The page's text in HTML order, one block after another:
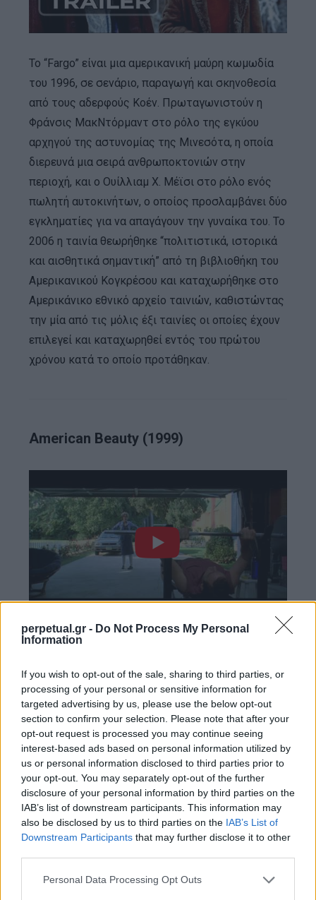
perpetual.gr - Do Not Process My Personal
Information
If you wish to opt-out of the sale, sharing to third parties, or
processing of your personal or sensitive information for
targeted advertising by us, please use the below opt-out
section to confirm your selection. Please note that after your
opt-out request is processed you may continue seeing
interest-based ads based on personal information utilized by
us or personal information disclosed to third parties prior to
your opt-out. You may separately opt-out of the further
disclosure of your personal information by third parties on the
IAB’s list of downstream participants. This information may
also be disclosed by us to third parties on the IAB’s List of
Downstream Participants that may further disclose it to other
Personal Data Processing Opt Outs
Το “Fargo” είναι μια αμερικανική μαύρη κωμωδία
του 1996, σε σενάριο, παραγωγή και σκηνοθεσία
από τους αδερφούς Κοέν. Πρωταγωνιστούν η
Φράνσις ΜακΝτόρμαντ στο ρόλο της εγκύου
αρχηγού της αστυνομίας της Μινεσότα, η οποία
διερευνά μια σειρά ανθρωποκτονιών στην
περιοχή, και ο Ουίλλιαμ Χ. Μέϊσι στο ρόλο ενός
πωλητή αυτοκινήτων, ο οποίος προσλαμβάνει δύο
εγκληματίες για να απαγάγουν την γυναίκα του. Το
2006 η ταινία θεωρήθηκε “πολιτιστικά, ιστορικά
και αισθητικά σημαντική” από τη βιβλιοθήκη του
Αμερικανικού Κογκρέσου και καταχωρήθηκε στο
Αμερικάνικο εθνικό αρχείο ταινιών, καθιστώντας
την μία από τις μόλις έξι ταινίες οι οποίες έχουν
επιλεγεί και καταχωρηθεί εντός του πρώτου
χρόνου κατά το οποίο προτάθηκαν.
American Beauty (1999)
O Λέστερ, ευκατάστατος οικογενειάρχης των
αβάσταχτη κενότητα της υλιστικής του
καθημερινότητας. H υπαρξιακή του κρίση θα πάρει
σοβαρές διαστάσεις από τη στιγμή που αρχίζει να
έλκεται από μια συμμαθήτρια της κόρης του και
να συμπεριφέρεται εντελώς αντικοινωνικά. Η
ταινία πραγματεύεται μία “επίθεση” στην
παραδοσιακή εκδοχή του “αμερικανικού ονείρου”
και στους εκπροσώπους του, που κατέληξαν
υπέρμαχοι όλων όσων κάποτε αμφισβητούσαν.